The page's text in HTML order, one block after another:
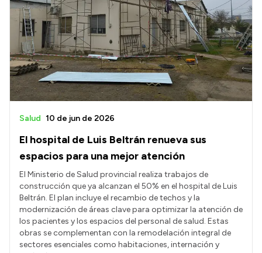
Transparencia
Presupuesto
Boletín Oficial
Compras y licitaciones
Consulta de expedientes
Convocatorias
Intranet
Login
El hospital de Luis Beltrán renueva sus
espacios para una mejor atención
Salud 10 de jun de 2026
El Ministerio de Salud provincial realiza trabajos de
construcción que ya alcanzan el 50% en el hospital de Luis
Beltrán. El plan incluye el recambio de techos y la
modernización de áreas clave para optimizar la atención de
los pacientes y los espacios del personal de salud. Estas
obras se complementan con la remodelación integral de
sectores esenciales como habitaciones, internación y